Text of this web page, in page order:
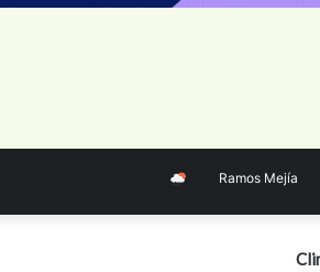
Ramos Mejía